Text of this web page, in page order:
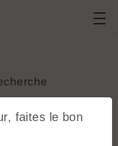
faites le bon